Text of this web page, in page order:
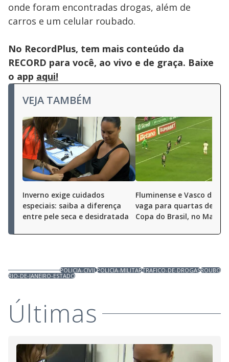
onde foram encontradas drogas, além de
carros e um celular roubado.
No RecordPlus, tem mais conteúdo da
RECORD para você, ao vivo e de graça. Baixe
o app aqui!
VEJA TAMBÉM
Inverno exige cuidados
especiais: saiba a diferença
entre pele seca e desidratada
Fluminense e Vasco
vaga para quartas de
Copa do Brasil, no
POLICIA-CIVILPOLICIA-MILITARTRAFICO-DE-DROGASROUBO
RIO-DE-JANEIRO-ESTADO
Últimas